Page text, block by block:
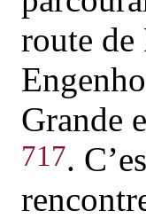
route de
Grande
717.